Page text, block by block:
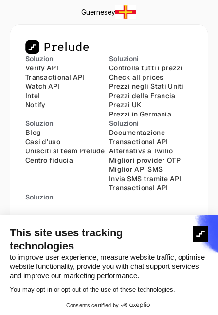
Guernesey
Soluzioni
Verify API
Transactional API
Watch API
Intel
Notify
Soluzioni
Controlla tutti i prezzi
Check all prices
Prezzi negli Stati Uniti
Prezzi della Francia
Prezzi UK
Prezzi in Germania
Soluzioni
Blog
Casi d'uso
Unisciti al team Prelude
Centro fiducia
Soluzioni
Documentazione
Transactional API
Alternativa a Twilio
Migliori provider OTP
Miglior API SMS
Invia SMS tramite API
Transactional API
Soluzioni
Copyright ©️ 2025
Informativa sui cookie
Termini e condizioni
Avviso legale